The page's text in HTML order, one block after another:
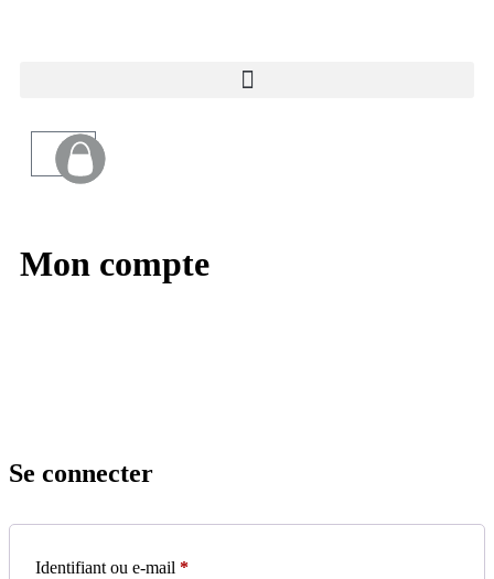
Mon compte
Se connecter
Identifiant ou e-mail *